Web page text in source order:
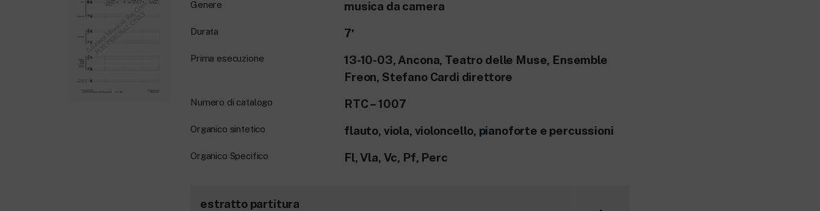
Genere musica da camera
Durata 7′
Prima esecuzione
13-10-03, Ancona, Teatro delle Muse, Ensemble
Freon, Stefano Cardi direttore
Numero di catalogo RTC – 1007
Organico sintetico flauto, viola, violoncello, pianoforte e percussioni
Organico Specifico Fl, Vla, Vc, Pf, Perc
estratto partitura